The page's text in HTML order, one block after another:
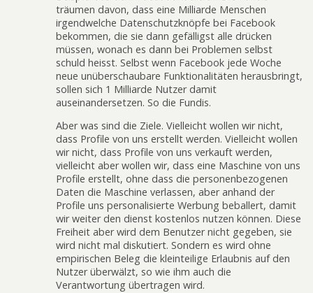
träumen davon, dass eine Milliarde Menschen
irgendwelche Datenschutzknöpfe bei Facebook
bekommen, die sie dann gefälligst alle drücken
müssen, wonach es dann bei Problemen selbst
schuld heisst. Selbst wenn Facebook jede Woche
neue unüberschaubare Funktionalitäten herausbringt,
sollen sich 1 Milliarde Nutzer damit
auseinandersetzen. So die Fundis.
Aber was sind die Ziele. Vielleicht wollen wir nicht,
dass Profile von uns erstellt werden. Vielleicht wollen
wir nicht, dass Profile von uns verkauft werden,
vielleicht aber wollen wir, dass eine Maschine von uns
Profile erstellt, ohne dass die personenbezogenen
Daten die Maschine verlassen, aber anhand der
Profile uns personalisierte Werbung beballert, damit
wir weiter den dienst kostenlos nutzen können. Diese
Freiheit aber wird dem Benutzer nicht gegeben, sie
wird nicht mal diskutiert. Sondern es wird ohne
empirischen Beleg die kleinteilige Erlaubnis auf den
Nutzer überwälzt, so wie ihm auch die
Verantwortung übertragen wird.